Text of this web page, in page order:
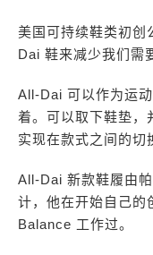
美国可持续鞋类初创
Dai 鞋来减少我们需
All-Dai 可以作为运
着。可以取下鞋垫，
实现在款式之间的切
All-Dai 新款鞋履由
计，他在开始自己
Balance 工作过。